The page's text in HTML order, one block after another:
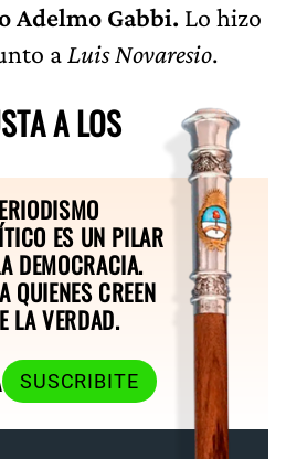
Adelmo Gabbi. Lo hizo
a Luis Novaresio.
A LOS
ES UN PILAR
DEMOCRACIA.
QUIENES CREEN
LA VERDAD.
SUSCRIBITE